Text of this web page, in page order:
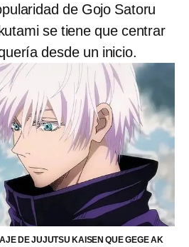
de Gojo Satoru
se tiene que centrar
desde un inicio.
DE JUJUTSU KAISEN QUE GEGE AK